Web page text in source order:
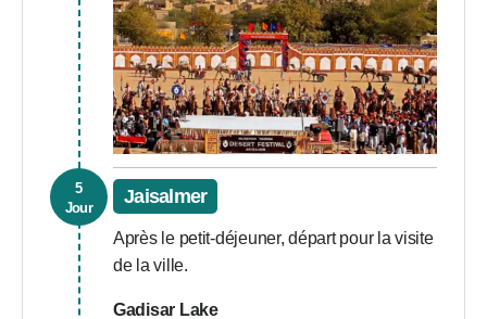
5
Jour
Jaisalmer
Après le petit-déjeuner, départ pour la visite
de la ville.
Gadisar Lake